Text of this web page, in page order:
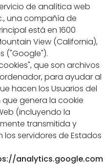
de analítica web
una compañía de
está en 1600
View (California),
("Google").
que son archivos
para ayudar al
hacen los Usuarios del
que genera la cookie
(incluyendo la
transmitida y
servidores de Estados
analytics.google.com